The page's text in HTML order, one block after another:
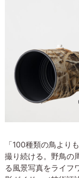
「100種類の鳥より
撮り続ける。野鳥の
る風景写真をライフ